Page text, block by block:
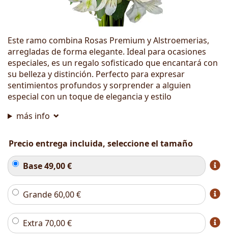
Este ramo combina Rosas Premium y Alstroemerias,
arregladas de forma elegante. Ideal para ocasiones
especiales, es un regalo sofisticado que encantará con
su belleza y distinción. Perfecto para expresar
sentimientos profundos y sorprender a alguien
especial con un toque de elegancia y estilo
más info
Precio entrega incluida, seleccione el tamaño
Base49,00€
Grande 60,00€
Extra 70,00€